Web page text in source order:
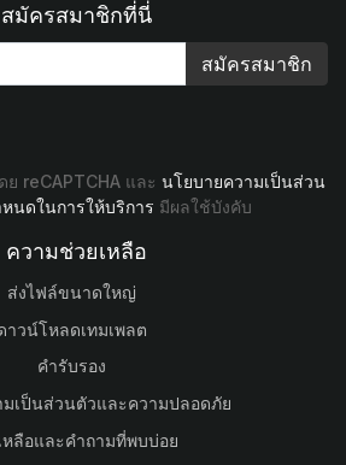
สมัครสมาชิกที่นี่
สมัครสมาชิก
reCAPTCHA และ นโยบายความเป็นส่วน
นดในการให้บริการ มีผลใช้บังคับ
ความช่วยเหลือ
ส่งไฟล์ขนาดใหญ่
าวน์โหลดเทมเพลต
คำรับรอง
เป็นส่วนตัวและความปลอดภัย
หลือและคำถามที่พบบ่อย